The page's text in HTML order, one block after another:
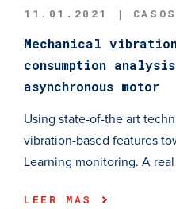
11.01.2021 | CASOS
Mechanical
consumption
asynchronous motor
Using state-of-the art
vibration-based features
Learning monitoring. A
LEER MÁS